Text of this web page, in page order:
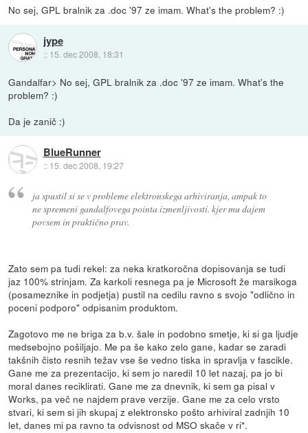
No sej, GPL bralnik za .doc '97 ze imam. What's the problem? :)
jype
:: 15. dec 2008, 18:31
Gandalfar> No sej, GPL bralnik za .doc '97 ze imam. What's the
problem? :)
Da je zanič :)
BlueRunner
:: 15. dec 2008, 19:27
ja spustil si se v probleme elektronskega arhiviranja, ampak to
ne spremeni gandalfovega pointa izmenljivosti. kjer mu dajem
povsem in praktično prav.
Zato sem pa tudi rekel: za neka kratkoročna dopisovanja se tudi
jaz 100% strinjam. Za karkoli resnega pa je Microsoft že marsikoga
(posameznike in podjetja) pustil na cedilu ravno s svojo "odlično in
poceni podporo" odpisanim produktom.
Zagotovo me ne briga za b.v. šale in podobno smetje, ki si ga ljudje
medsebojno pošiljajo. Me pa še kako zelo gane, kadar se zaradi
takšnih čisto resnih težav vse še vedno tiska in spravlja v fascikle.
Gane me za prezentacijo, ki sem jo naredil 10 let nazaj, pa jo bi
moral danes reciklirati. Gane me za dnevnik, ki sem ga pisal v
Works, pa več ne najdem prave verzije. Gane me za celo vrsto
stvari, ki sem si jih skupaj z elektronsko pošto arhiviral zadnjih 10
let, danes mi pa ravno ta odvisnost od MSO skače v ri*.